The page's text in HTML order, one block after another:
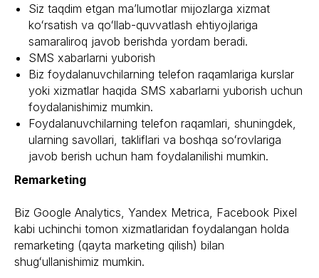
Siz taqdim etgan maʼlumotlar mijozlarga xizmat
koʻrsatish va qoʻllab-quvvatlash ehtiyojlariga
samaraliroq javob berishda yordam beradi.
SMS xabarlarni yuborish
Biz foydalanuvchilarning telefon raqamlariga kurslar
yoki xizmatlar haqida SMS xabarlarni yuborish uchun
foydalanishimiz mumkin.
Foydalanuvchilarning telefon raqamlari, shuningdek,
ularning savollari, takliflari va boshqa soʻrovlariga
javob berish uchun ham foydalanilishi mumkin.
Remarketing
Biz Google Analytics, Yandex Metrica, Facebook Pixel
kabi uchinchi tomon xizmatlaridan foydalangan holda
remarketing (qayta marketing qilish) bilan
shugʻullanishimiz mumkin.